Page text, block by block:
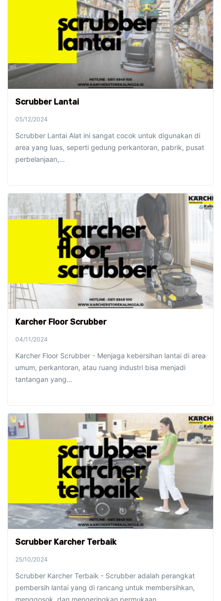
Scrubber Lantai
05/12/2024
Scrubber Lantai Alat ini sangat cocok untuk digunakan di
area yang luas, seperti gedung perkantoran, pabrik, pusat
perbelanjaan,…
Karcher Floor Scrubber
04/11/2024
Karcher Floor Scrubber - Menjaga kebersihan lantai di area
umum, perkantoran, atau ruang industri bisa menjadi
tantangan yang…
Scrubber Karcher Terbaik
25/10/2024
Scrubber Karcher Terbaik - Scrubber adalah perangkat
pembersih lantai yang di rancang untuk membersihkan,
menggosok, dan mengeringkan permukaan…